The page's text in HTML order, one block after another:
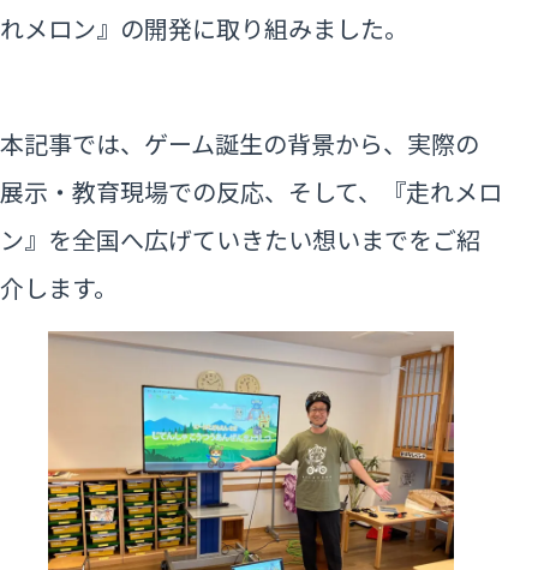
れメロン』の開発に取り組みました。
本記事では、ゲーム誕生の背景から、実際の
展示・教育現場での反応、そして、『走れメロ
ン』を全国へ広げていきたい想いまでをご紹
介します。